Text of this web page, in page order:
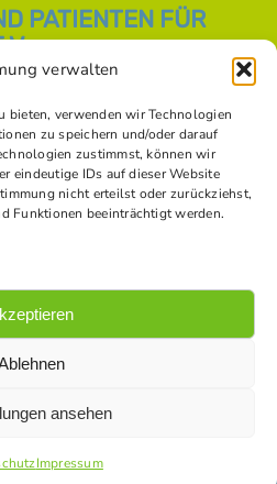
verwalten
bieten, verwenden wir Technologien
zu speichern und/oder darauf
zustimmst, können wir
eindeutige IDs auf dieser Website
nicht erteilst oder zurückziehst,
Funktionen beeinträchtigt werden.
ansehen
Impressum
PATIENTEN FÜR
[at] bph-online.de
Online
|Kontakt